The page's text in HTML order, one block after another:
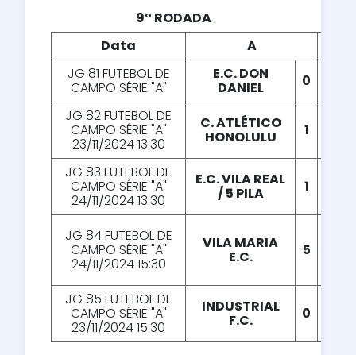
9° RODADA
Data
A
JG 81 FUTEBOL DE
CAMPO SÉRIE "A"
E.C. DON
DANIEL 0
JG 82 FUTEBOL DE
CAMPO SÉRIE "A"
23/11/2024 13:30
C. ATLÉTICO
HONOLULU 1
JG 83 FUTEBOL DE
CAMPO SÉRIE "A"
24/11/2024 13:30
E.C. VILA REAL
/ 5 PILA 1
JG 84 FUTEBOL DE
CAMPO SÉRIE "A"
24/11/2024 15:30
VILA MARIA
E.C. 5
JG 85 FUTEBOL DE
CAMPO SÉRIE "A"
23/11/2024 15:30
INDUSTRIAL
F.C. 0